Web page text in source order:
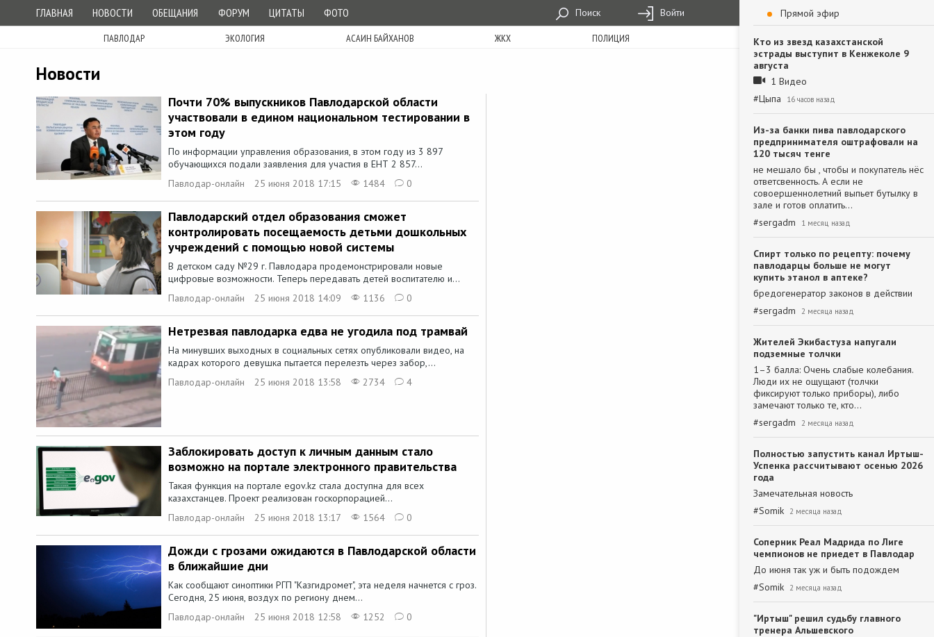
ГЛАВНАЯ НОВОСТИ ОБЕЩАНИЯ ФОРУМ ЦИТАТЫ ФОТО Поиск Войти
ПАВЛОДАР ЭКОЛОГИЯ АСАИН БАЙХАНОВ ЖКХ ПОЛИЦИЯ
Новости
Почти 70% выпускников Павлодарской области
участвовали в едином национальном тестировании в
этом году
По информации управления образования, в этом году из 3 897
обучающихся подали заявления для участия в ЕНТ 2 857...
Павлодар-онлайн
25 июня 2018 17:15 1484 0
Павлодарский отдел образования сможет
контролировать посещаемость детьми дошкольных
учреждений с помощью новой системы
В детском саду №29 г. Павлодара продемонстрировали новые
цифровые возможности. Теперь передавать детей воспитателю и...
Павлодар-онлайн
25 июня 2018 14:09 1136 0
Нетрезвая павлодарка едва не угодила под трамвай
На минувших выходных в социальных сетях опубликовали видео, на
кадрах которого девушка пытается перелезть через забор,...
Павлодар-онлайн
25 июня 2018 13:58 2734 4
Заблокировать доступ к личным данным стало
возможно на портале электронного правительства
Такая функция на портале egov.kz стала доступна для всех
казахстанцев. Проект реализован госкорпорацией...
Павлодар-онлайн
25 июня 2018 13:17 1564 0
Дожди с грозами ожидаются в Павлодарской области
в ближайшие дни
Как сообщают синоптики РГП "Казгидромет", эта неделя начнется с гроз.
Сегодня, 25 июня, воздух по региону днем...
Павлодар-онлайн
25 июня 2018 12:58 1252 0
Прямой эфир
Кто из звезд казахстанской
эстрады выступит в Кенжеколе 9
августа
1 Видео
#Цыпа 16 часов назад
Из-за банки пива павлодарского
предпринимателя оштрафовали на
120 тысяч тенге
не мешало бы , чтобы и покупатель нёс
ответсвенность. А если не
совоершеннолетний выпьет бутылку в
зале и готов оплатить…
#sergadm 1 месяц назад
Спирт только по рецепту: почему
павлодарцы больше не могут
купить этанол в аптеке?
бредогенератор законов в действии
#sergadm 2 месяца назад
Жителей Экибастуза напугали
подземные толчки
1–3 балла: Очень слабые колебания.
Люди их не ощущают (толчки
фиксируют только приборы), либо
замечают только те, кто…
#sergadm 2 месяца назад
Полностью запустить канал Иртыш-
Успенка рассчитывают осенью 2026
года
Замечательная новость
#Somik 2 месяца назад
Соперник Реал Мадрида по Лиге
чемпионов не приедет в Павлодар
До июня так уж и быть подождем
#Somik 2 месяца назад
"Иртыш" решил судьбу главного
тренера Альшевского